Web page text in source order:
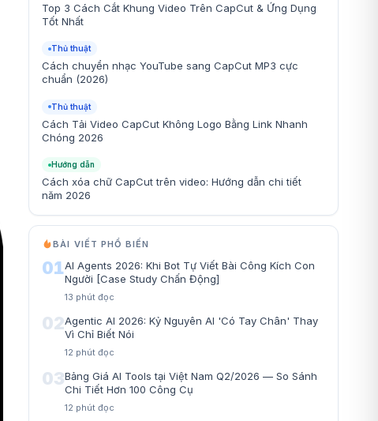
Top 3 Cách Cắt Khung Video Trên CapCut & Ứng Dụng
Tốt Nhất
Thủ thuật
Cách chuyển nhạc YouTube sang CapCut MP3 cực
chuẩn (2026)
Thủ thuật
Cách Tải Video CapCut Không Logo Bằng Link Nhanh
Chóng 2026
Hướng dẫn
Cách xóa chữ CapCut trên video: Hướng dẫn chi tiết
năm 2026
BÀI VIẾT PHỔ BIẾN
01AI Agents 2026: Khi Bot Tự Viết Bài Công Kích Con
Người [Case Study Chấn Động]
13 phút đọc
02Agentic AI 2026: Kỷ Nguyên AI 'Có Tay Chân' Thay
Vì Chỉ Biết Nói
12 phút đọc
03Bảng Giá AI Tools tại Việt Nam Q2/2026 — So Sánh
Chi Tiết Hơn 100 Công Cụ
12 phút đọc